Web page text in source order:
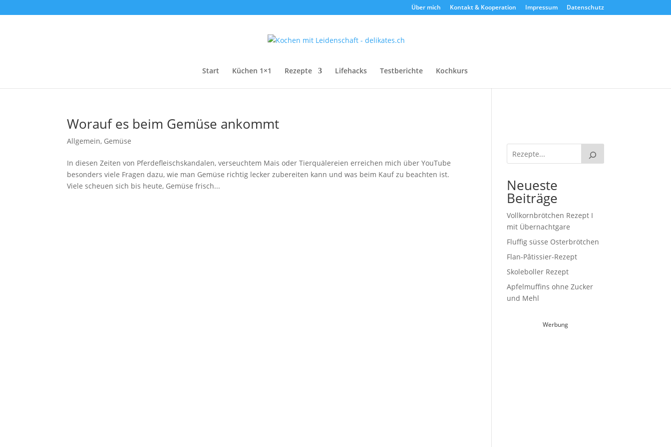
Über mich Kontakt & Kooperation Impressum Datenschutz
Start Küchen 1×1 Rezepte Lifehacks Testberichte Kochkurs
Worauf es beim Gemüse ankommt
Allgemein, Gemüse
In diesen Zeiten von Pferdefleischskandalen, verseuchtem Mais oder Tierquälereien erreichen mich über YouTube
besonders viele Fragen dazu, wie man Gemüse richtig lecker zubereiten kann und was beim Kauf zu beachten ist.
Viele scheuen sich bis heute, Gemüse frisch...
Neueste
Beiträge
Vollkornbrötchen Rezept I
mit Übernachtgare
Fluffig süsse Osterbrötchen
Flan-Pâtissier-Rezept
Skoleboller Rezept
Apfelmuffins ohne Zucker
und Mehl
Werbung